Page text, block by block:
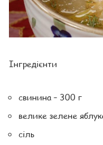
Інгредієнти
свинина – 300 г
велике зелене
сіль